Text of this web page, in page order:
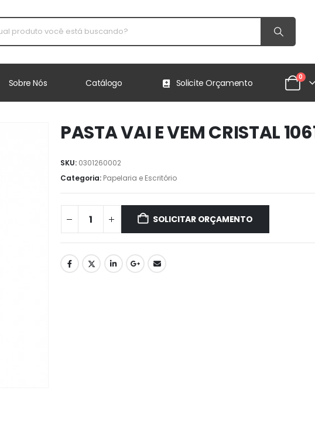
Sobre Nós Catálogo Solicite Orçamento
0
PASTA VAI E VEM CRISTAL
SKU: 0301260002
Categoria: Papelaria e Escritório
SOLICITAR ORÇAMENTO